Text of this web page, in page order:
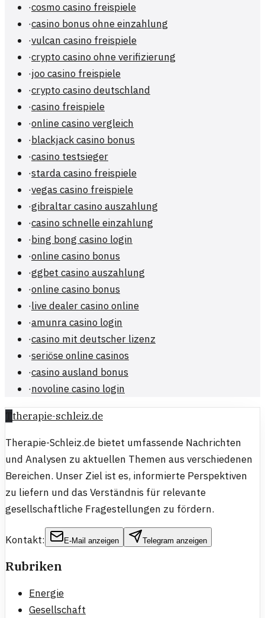
·cosmo casino freispiele
·casino bonus ohne einzahlung
·vulcan casino freispiele
·crypto casino ohne verifizierung
·joo casino freispiele
·crypto casino deutschland
·casino freispiele
·online casino vergleich
·blackjack casino bonus
·casino testsieger
·starda casino freispiele
·vegas casino freispiele
·gibraltar casino auszahlung
·casino schnelle einzahlung
·bing bong casino login
·online casino bonus
·ggbet casino auszahlung
·online casino bonus
·live dealer casino online
·amunra casino login
·casino mit deutscher lizenz
·seriöse online casinos
·casino ausland bonus
·novoline casino login
Ttherapie-schleiz.de
Therapie-Schleiz.de bietet umfassende Nachrichten
und Analysen zu aktuellen Themen aus verschiedenen
Bereichen. Unser Ziel ist es, informierte Perspektiven
zu liefern und das Verständnis für relevante
gesellschaftliche Fragestellungen zu fördern.
Kontakt: E-Mail anzeigen Telegram anzeigen
Rubriken
Energie
Gesellschaft